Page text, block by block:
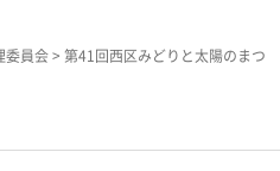
委員会> 第41回西区みどりと太陽のまつ